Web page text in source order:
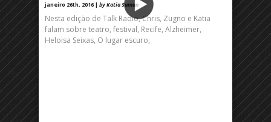
janeiro 26th, 2016 | by Katia Suman
Nesta edição de Talk Radio, Chris, Zugno e Katia
falam sobre teatro, festival, Recife, Alzheimer,
Heloisa Seixas, O lugar escuro,